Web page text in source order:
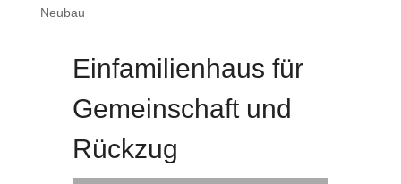
Neubau
Einfamilienhaus für
Gemeinschaft und
Rückzug